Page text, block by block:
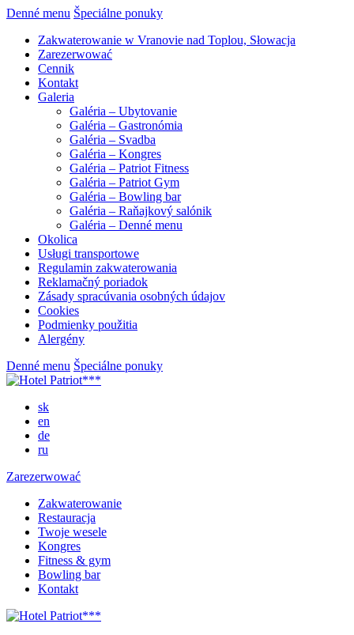
Denné menu Špeciálne ponuky
Zakwaterowanie w Vranovie nad Toplou, Słowacja
Zarezerwować
Cennik
Kontakt
Galeria
Galéria – Ubytovanie
Galéria – Gastronómia
Galéria – Svadba
Galéria – Kongres
Galéria – Patriot Fitness
Galéria – Patriot Gym
Galéria – Bowling bar
Galéria – Raňajkový salónik
Galéria – Denné menu
Okolica
Usługi transportowe
Regulamin zakwaterowania
Reklamačný poriadok
Zásady spracúvania osobných údajov
Cookies
Podmienky použitia
Alergény
Denné menu Špeciálne ponuky
sk
en
de
ru
Zarezerwować
Zakwaterowanie
Restauracja
Twoje wesele
Kongres
Fitness & gym
Bowling bar
Kontakt